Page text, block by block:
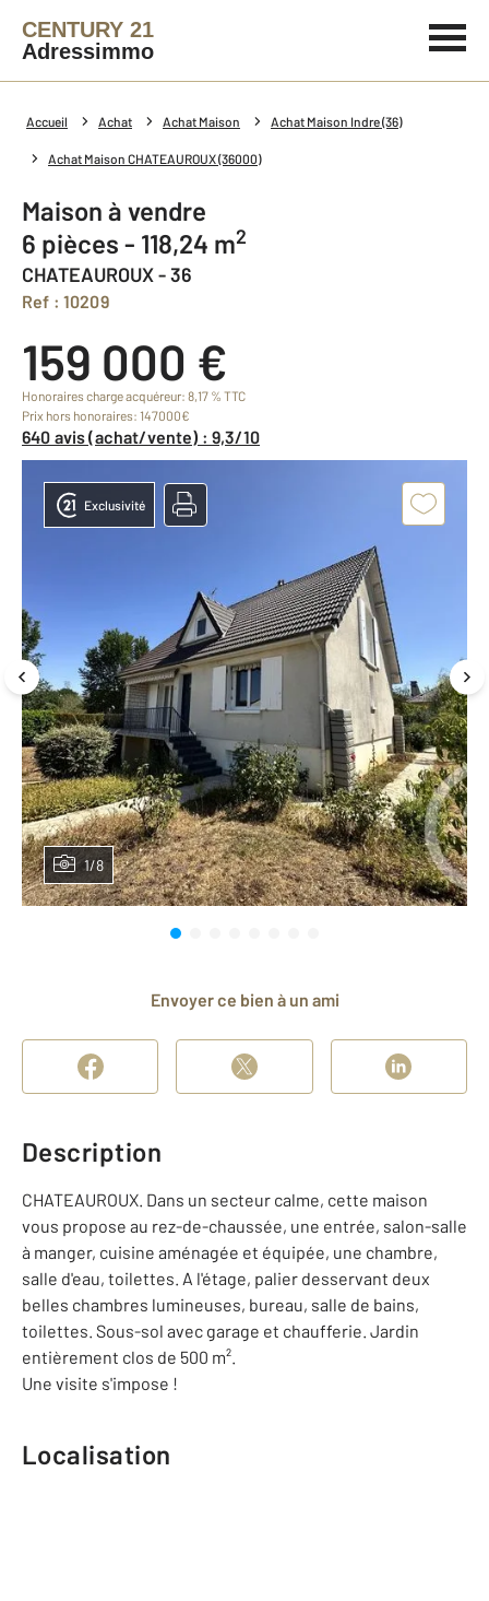
CENTURY 21
Adressimmo
Accueil Achat Achat Maison Achat Maison Indre (36)
Achat Maison CHATEAUROUX (36000)
Maison à vendre
6 pièces - 118,24 m2
CHATEAUROUX - 36
Ref : 10209
159 000 €
Honoraires charge acquéreur: 8,17 % TTC
Prix hors honoraires: 147000€
640 avis (achat/vente) : 9,3/10
1/8
Exclusivité
Envoyer ce bien à un ami
Description
CHATEAUROUX. Dans un secteur calme, cette maison
vous propose au rez-de-chaussée, une entrée, salon-salle
à manger, cuisine aménagée et équipée, une chambre,
salle d'eau, toilettes. A l'étage, palier desservant deux
belles chambres lumineuses, bureau, salle de bains,
toilettes. Sous-sol avec garage et chaufferie. Jardin
entièrement clos de 500 m².
Une visite s'impose !
Localisation